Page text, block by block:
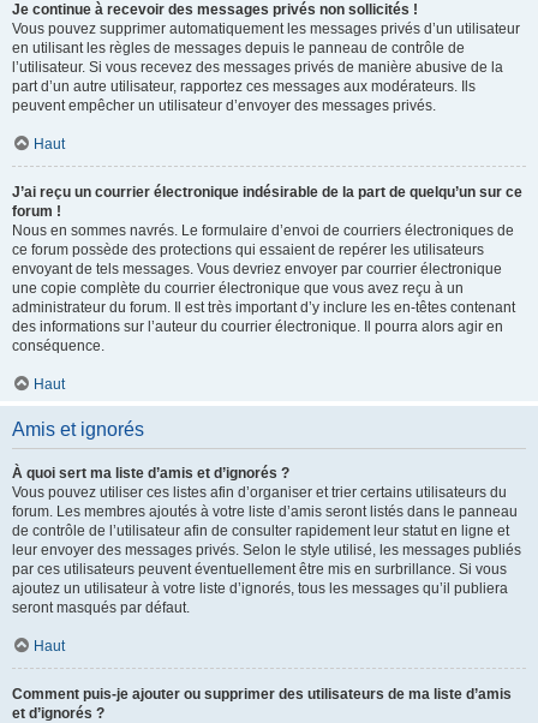
Je continue à recevoir des messages privés non sollicités !
Vous pouvez supprimer automatiquement les messages privés d’un utilisateur
en utilisant les règles de messages depuis le panneau de contrôle de
l’utilisateur. Si vous recevez des messages privés de manière abusive de la
part d’un autre utilisateur, rapportez ces messages aux modérateurs. Ils
peuvent empêcher un utilisateur d’envoyer des messages privés.
Haut
J’ai reçu un courrier électronique indésirable de la part de quelqu’un sur ce
forum !
Nous en sommes navrés. Le formulaire d’envoi de courriers électroniques de
ce forum possède des protections qui essaient de repérer les utilisateurs
envoyant de tels messages. Vous devriez envoyer par courrier électronique
une copie complète du courrier électronique que vous avez reçu à un
administrateur du forum. Il est très important d’y inclure les en-têtes contenant
des informations sur l’auteur du courrier électronique. Il pourra alors agir en
conséquence.
Haut
Amis et ignorés
À quoi sert ma liste d’amis et d’ignorés ?
Vous pouvez utiliser ces listes afin d’organiser et trier certains utilisateurs du
forum. Les membres ajoutés à votre liste d’amis seront listés dans le panneau
de contrôle de l’utilisateur afin de consulter rapidement leur statut en ligne et
leur envoyer des messages privés. Selon le style utilisé, les messages publiés
par ces utilisateurs peuvent éventuellement être mis en surbrillance. Si vous
ajoutez un utilisateur à votre liste d’ignorés, tous les messages qu’il publiera
seront masqués par défaut.
Haut
Comment puis-je ajouter ou supprimer des utilisateurs de ma liste d’amis
et d’ignorés ?